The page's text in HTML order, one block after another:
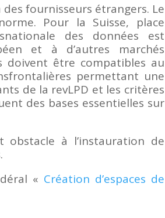
fournisseurs étrangers. Le
Pour la Suisse, place
des données est
et à d’autres marchés
doivent être compatibles au
permettant une
de la revLPD et les critères
des bases essentielles sur
à l’instauration de
« Création d’espaces de